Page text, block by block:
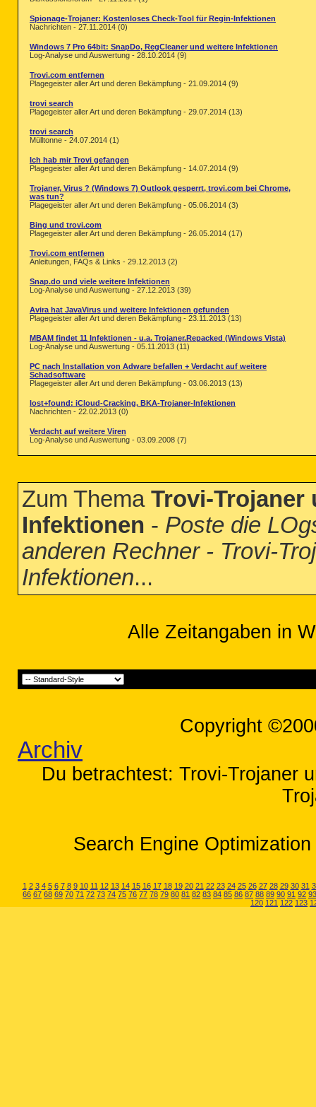
Spionage-Trojaner: Kostenloses Check-Tool für Regin-Infektionen
Nachrichten - 27.11.2014 (0)
Windows 7 Pro 64bit: SnapDo, RegCleaner und weitere Infektionen
Log-Analyse und Auswertung - 28.10.2014 (9)
Trovi.com entfernen
Plagegeister aller Art und deren Bekämpfung - 21.09.2014 (9)
trovi search
Plagegeister aller Art und deren Bekämpfung - 29.07.2014 (13)
trovi search
Mülltonne - 24.07.2014 (1)
Ich hab mir Trovi gefangen
Plagegeister aller Art und deren Bekämpfung - 14.07.2014 (9)
Trojaner, Virus ? (Windows 7) Outlook gesperrt, trovi.com bei Chrome,
was tun?
Plagegeister aller Art und deren Bekämpfung - 05.06.2014 (3)
Bing und trovi.com
Plagegeister aller Art und deren Bekämpfung - 26.05.2014 (17)
Trovi.com entfernen
Anleitungen, FAQs & Links - 29.12.2013 (2)
Snap.do und viele weitere Infektionen
Log-Analyse und Auswertung - 27.12.2013 (39)
Avira hat JavaVirus und weitere Infektionen gefunden
Plagegeister aller Art und deren Bekämpfung - 23.11.2013 (13)
MBAM findet 11 Infektionen - u.a. Trojaner.Repacked (Windows Vista)
Log-Analyse und Auswertung - 05.11.2013 (11)
PC nach Installation von Adware befallen + Verdacht auf weitere
Schadsoftware
Plagegeister aller Art und deren Bekämpfung - 03.06.2013 (13)
lost+found: iCloud-Cracking, BKA-Trojaner-Infektionen
Nachrichten - 22.02.2013 (0)
Verdacht auf weitere Viren
Log-Analyse und Auswertung - 03.09.2008 (7)
Zum Thema Trovi-Trojaner
Infektionen - Poste die
anderen Rechner - Trovi-
Infektionen...
Alle Zeitangaben in
Copyright
Archiv
Du betrachtest: Trovi-Trojaner
Search Engine
1 2 3 4 5 6 7 8 9 10 11 12 13 14 15 16 17 18 19 20 21 22 23 24 25 26 27 28 29 30 31
66 67 68 69 70 71 72 73 74 75 76 77 78 79 80 81 82 83 84 85 86 87 88 89 90 91 92 93
120 121 122 123